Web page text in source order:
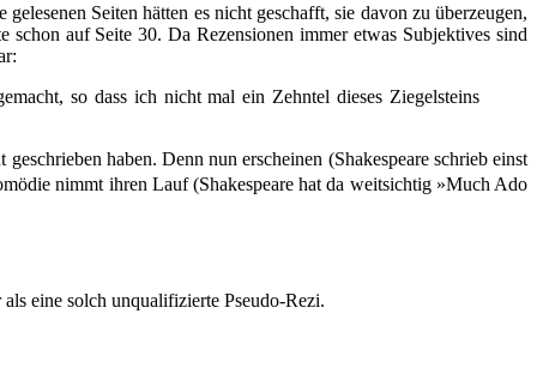
Seiten hätten es nicht geschafft, sie davon zu überzeugen,
schon auf Seite 30. Da Rezensionen immer etwas Subjektives sind
so dass ich nicht mal ein Zehntel dieses Ziegelsteins
haben. Denn nun erscheinen (Shakespeare schrieb einst
nimmt ihren Lauf (Shakespeare hat da weitsichtig »Much Ado
eine solch unqualifizierte Pseudo-Rezi.